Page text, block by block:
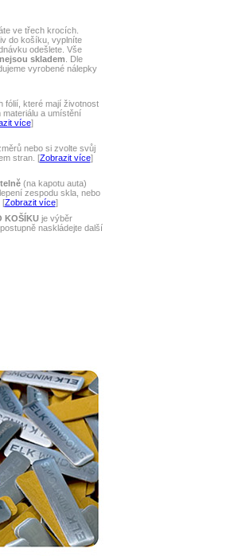
ve třech krocích.
do košíku, vyplníte
odešlete. Vše
skladem . Dle
vyrobené nálepky
fólií, které mají životnost
a umístění
více]
nebo si zvolte svůj
stran. [Zobrazit více]
(na kapotu auta)
zespodu skla, nebo
[Zobrazit více]
KOŠÍKUje výběr
naskládejte další